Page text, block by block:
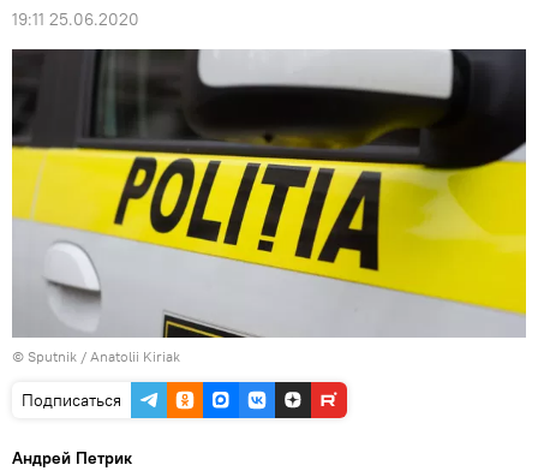
19:11 25.06.2020
© Sputnik / Anatolii Kiriak
Подписаться
Андрей Петрик